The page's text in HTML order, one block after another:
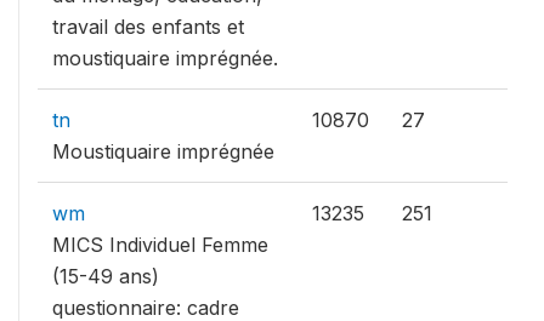
travail des enfants et
moustiquaire imprégnée.
tn
Moustiquaire imprégnée
10870 27
wm
MICS Individuel Femme
(15-49 ans)
questionnaire: cadre
13235 251